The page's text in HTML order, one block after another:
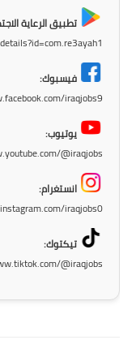
تطبيق الرعاية
فيسبوك:
iraqjobs9
يوتيوب:
@iraqjobs
انستغرام:
iraqjobs0/
تيكتوك:
@iraqjobs